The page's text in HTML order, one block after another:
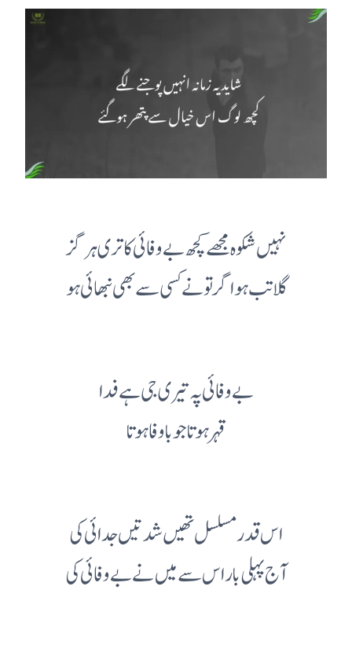
نہیں شکوہ مجھے کچھ بے وفائی کا تری ہرگز
گلا تب ہو اگر تو نے کسی سے بھی نبھائی ہو
بے وفائی پہ تیری جی ہے فدا
قہر ہوتا جو باوفا ہوتا
اس قدر مسلسل تھیں شدتیں جدائی کی
آج پہلی بار اس سے میں نے بے وفائی کی